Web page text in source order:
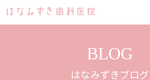
BLOG
はなみずきブログ